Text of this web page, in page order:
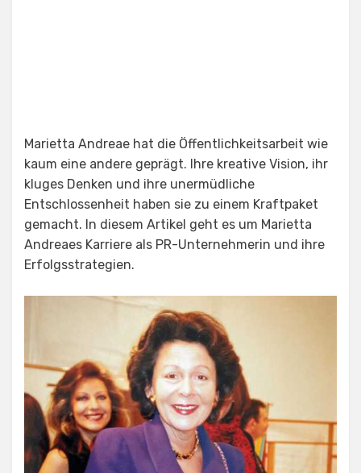
Marietta Andreae hat die Öffentlichkeitsarbeit wie
kaum eine andere geprägt. Ihre kreative Vision, ihr
kluges Denken und ihre unermüdliche
Entschlossenheit haben sie zu einem Kraftpaket
gemacht. In diesem Artikel geht es um Marietta
Andreaes Karriere als PR-Unternehmerin und ihre
Erfolgsstrategien.